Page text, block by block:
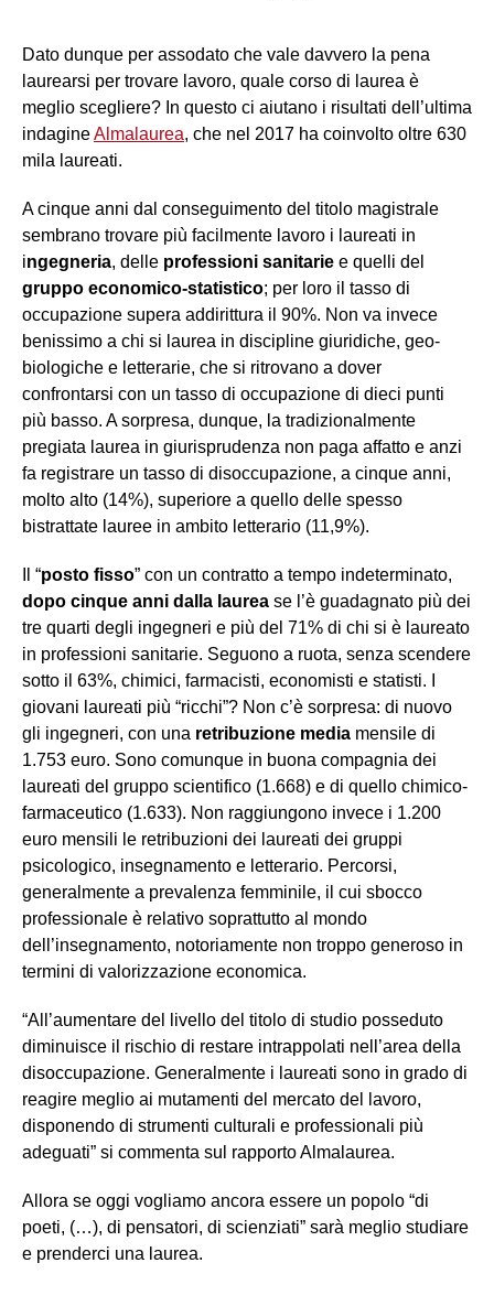
Dato dunque per assodato che vale davvero la pena
laurearsi per trovare lavoro, quale corso di laurea è
meglio scegliere? In questo ci aiutano i risultati dell’ultima
indagineAlmalaurea, che nel 2017 ha coinvolto oltre 630
mila laureati.
A cinque anni dal conseguimento del titolo magistrale
sembrano trovare più facilmente lavoro i laureati in
ingegneria, delle professioni sanitarie e quelli del
gruppo economico-statistico; per loro il tasso di
occupazione supera addirittura il 90%. Non va invece
benissimo a chi si laurea in discipline giuridiche, geo-
biologiche e letterarie, che si ritrovano a dover
confrontarsi con un tasso di occupazione di dieci punti
più basso. A sorpresa, dunque, la tradizionalmente
pregiata laurea in giurisprudenza non paga affatto e anzi
fa registrare un tasso di disoccupazione, a cinque anni,
molto alto (14%), superiore a quello delle spesso
bistrattate lauree in ambito letterario (11,9%).
Il “posto fisso” con un contratto a tempo indeterminato,
dopo cinque anni dalla laurea se l’è guadagnato più dei
tre quarti degli ingegneri e più del 71% di chi si è laureato
in professioni sanitarie. Seguono a ruota, senza scendere
sotto il 63%, chimici, farmacisti, economisti e statisti. I
giovani laureati più “ricchi”? Non c’è sorpresa: di nuovo
gli ingegneri, con una retribuzione media mensile di
1.753 euro. Sono comunque in buona compagnia dei
laureati del gruppo scientifico (1.668) e di quello chimico-
farmaceutico (1.633). Non raggiungono invece i 1.200
euro mensili le retribuzioni dei laureati dei gruppi
psicologico, insegnamento e letterario. Percorsi,
generalmente a prevalenza femminile, il cui sbocco
professionale è relativo soprattutto al mondo
dell’insegnamento, notoriamente non troppo generoso in
termini di valorizzazione economica.
“All’aumentare del livello del titolo di studio posseduto
diminuisce il rischio di restare intrappolati nell’area della
disoccupazione. Generalmente i laureati sono in grado di
reagire meglio ai mutamenti del mercato del lavoro,
disponendo di strumenti culturali e professionali più
adeguati” si commenta sul rapporto Almalaurea.
Allora se oggi vogliamo ancora essere un popolo “di
poeti, (…), di pensatori, di scienziati” sarà meglio studiare
e prenderci una laurea.